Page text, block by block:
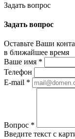
Задать вопрос
Задать вопрос
Оставьте Ваши
в ближайшее время
Ваше имя *
Телефон
E-mail *
Вопрос *
Введите текст с